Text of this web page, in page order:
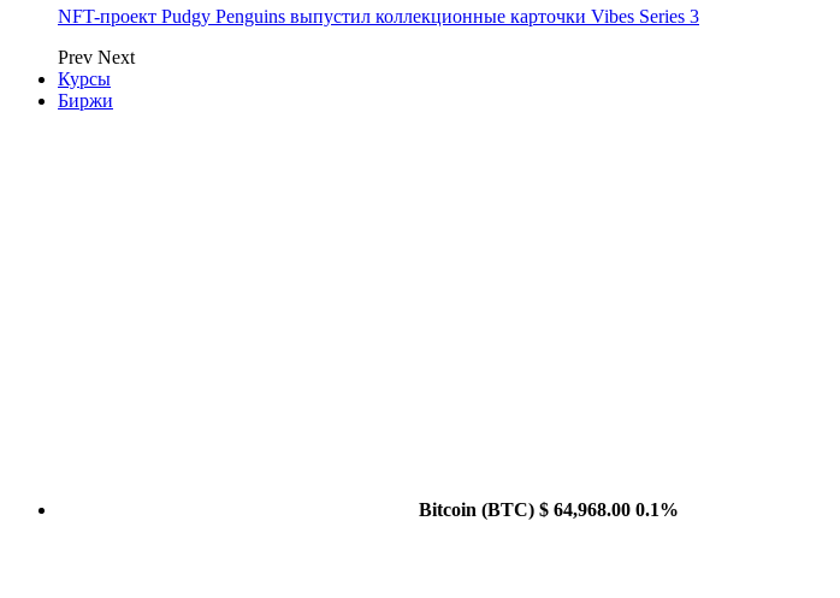
NFT-проект Pudgy Penguins выпустил коллекционные карточки Vibes Series 3
Prev Next
Курсы
Биржи
Bitcoin (BTC) $ 64,968.00 0.1%